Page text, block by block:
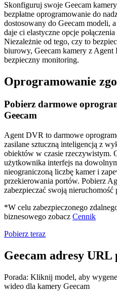
Skonfiguruj swoje Geecam
bezpłatne oprogramowanie do
dostosowany do Geecam modeli,
daje ci elastyczne opcje
Niezależnie od tego, czy to
biurowy, Geecam kamery z
bezpieczny monitoring.
Oprogramowanie
Pobierz darmowe
Geecam
Agent DVR to darmowe
zasilane sztuczną inteligencją z
obiektów w czasie rzeczywistym.
użytkownika interfejs na
nieograniczoną liczbę kamer i
przekierowania portów. Pobierz
zabezpieczać swoją nieruchomość
*W celu zabezpieczonego
biznesowego zobacz Cennik
Pobierz teraz
Geecam adresy URL
Porada: Kliknij model, aby
wideo dla kamery Geecam